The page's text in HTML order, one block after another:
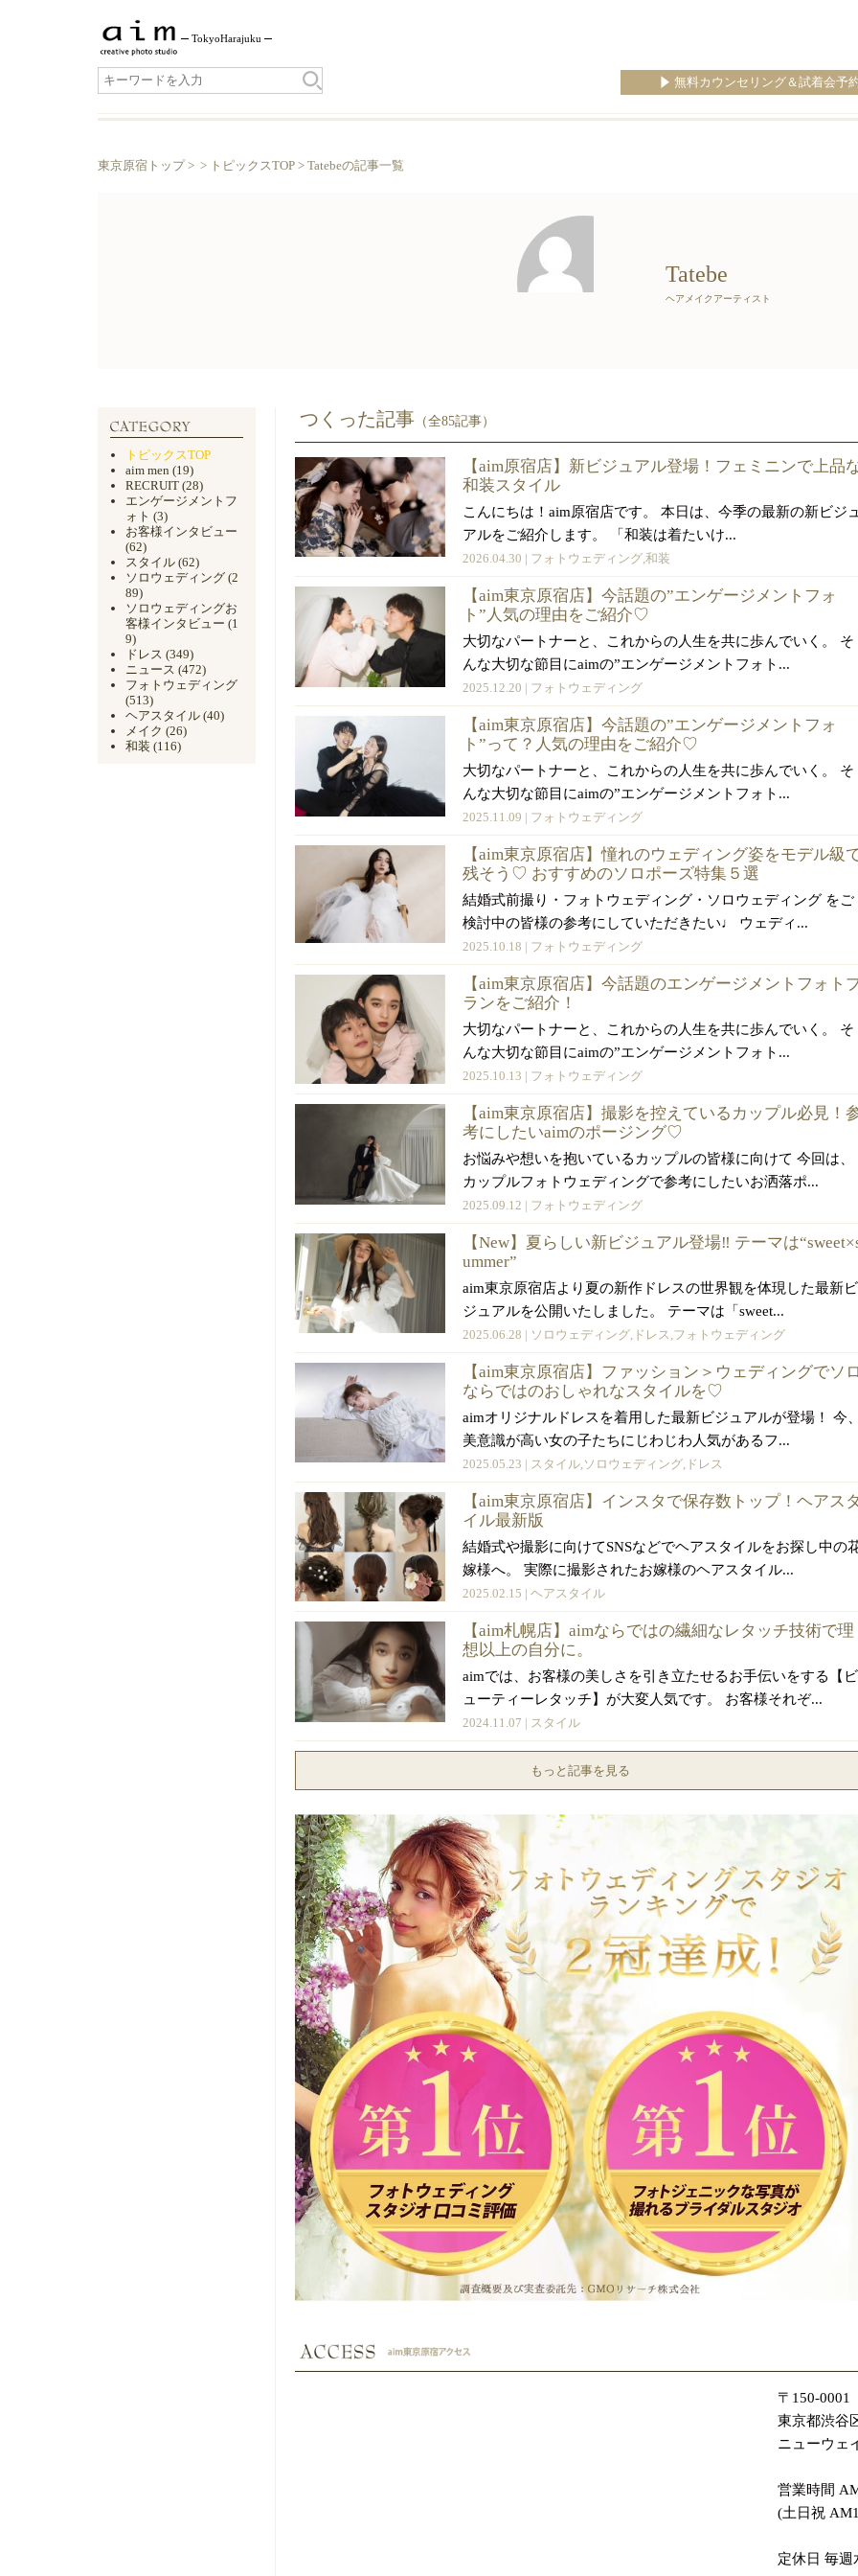
TokyoHarajuku
無料カウンセリング＆試着会予
東京原宿トップ> > トピックスTOP > Tatebeの記事一覧
Tatebe
ヘアメイクアーティスト
つくった記事 （全85記事）
【aim原宿店】新ビジュアル登場！フェミニンで上品
和装スタイル
こんにちは！aim原宿店です。 本日は、今季の最新の新ビジュ
アルをご紹介します。 「和装は着たいけ...
2026.04.30 | フォトウェディング,和装
【aim東京原宿店】今話題の”エンゲージメントフォ
ト”人気の理由をご紹介♡
大切なパートナーと、これからの人生を共に歩んでいく。 そ
んな大切な節目にaimの”エンゲージメントフォト...
2025.12.20 | フォトウェディング
【aim東京原宿店】今話題の”エンゲージメントフォ
ト”って？人気の理由をご紹介♡
大切なパートナーと、これからの人生を共に歩んでいく。 そ
んな大切な節目にaimの”エンゲージメントフォト...
2025.11.09 | フォトウェディング
【aim東京原宿店】憧れのウェディング姿をモデル級
残そう♡ おすすめのソロポーズ特集５選
結婚式前撮り・フォトウェディング・ソロウェディング をご
検討中の皆様の参考にしていただきたい♩ ウェディ...
2025.10.18 | フォトウェディング
【aim東京原宿店】今話題のエンゲージメントフォト
ランをご紹介！
大切なパートナーと、これからの人生を共に歩んでいく。 そ
んな大切な節目にaimの”エンゲージメントフォト...
2025.10.13 | フォトウェディング
【aim東京原宿店】撮影を控えているカップル必見！
考にしたいaimのポージング♡
お悩みや想いを抱いているカップルの皆様に向けて 今回は、
カップルフォトウェディングで参考にしたいお洒落ポ...
2025.09.12 | フォトウェディング
【New】夏らしい新ビジュアル登場‼︎ テーマは
ummer”
aim東京原宿店より夏の新作ドレスの世界観を体現した最新ビ
ジュアルを公開いたしました。 テーマは「sweet...
2025.06.28 | ソロウェディング, ドレス ,フォトウェディング
【aim東京原宿店】ファッション＞ウェディングでソロ
ならではのおしゃれなスタイルを♡
aimオリジナルドレスを着用した最新ビジュアルが登場！ 今、
美意識が高い女の子たちにじわじわ人気があるフ...
2025.05.23 | スタイル,ソロウェディング, ドレス
【aim東京原宿店】インスタで保存数トップ！ヘアスタ
イル最新版
結婚式や撮影に向けてSNSなどでヘアスタイルをお探し中の
嫁様へ。 実際に撮影されたお嫁様のヘアスタイル...
2025.02.15 | ヘアスタイル
【aim札幌店】aimならではの繊細なレタッチ技術で理
想以上の自分に。
aimでは、お客様の美しさを引き立たせるお手伝いをする【ビ
ューティーレタッチ】が大変人気です。 お客様それぞ...
2024.11.07 | スタイル
もっと記事を見る
〒150-0001
東京都渋谷
ニューウェ
営業時間
(土日祝
定休日 毎週
トピックスTOP
aim men (19)
RECRUIT (28)
エンゲージメントフ
ォト (3)
お客様インタビュー
(62)
スタイル (62)
ソロウェディング (2
89)
ソロウェディングお
客様インタビュー (1
9)
ドレス (349)
ニュース (472)
フォトウェディング
(513)
ヘアスタイル (40)
メイク (26)
和装 (116)